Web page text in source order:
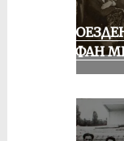
СТЕФАН